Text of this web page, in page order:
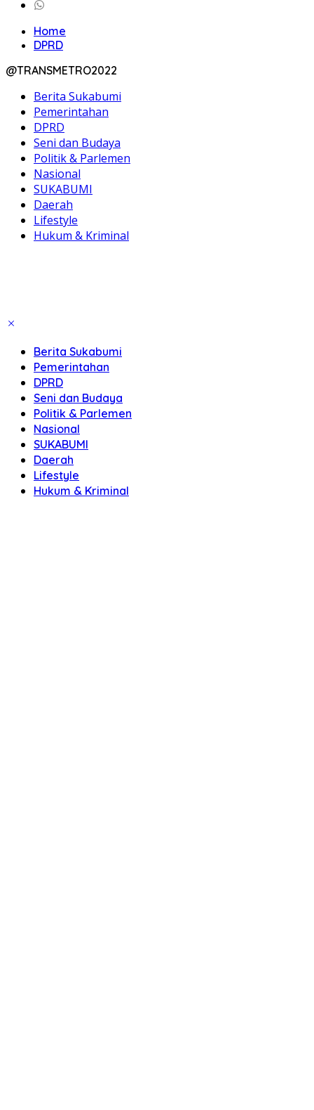
Home
DPRD
@TRANSMETRO2022
Berita Sukabumi
Pemerintahan
DPRD
Seni dan Budaya
Politik & Parlemen
Nasional
SUKABUMI
Daerah
Lifestyle
Hukum & Kriminal
Berita Sukabumi
Pemerintahan
DPRD
Seni dan Budaya
Politik & Parlemen
Nasional
SUKABUMI
Daerah
Lifestyle
Hukum & Kriminal